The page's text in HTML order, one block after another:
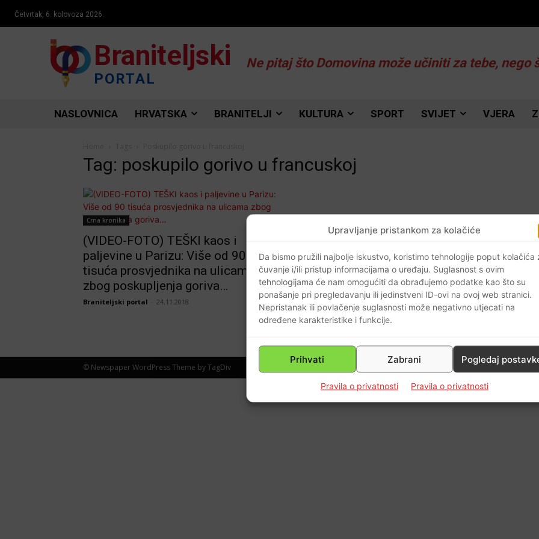
Upravljanje pristankom za kolačiće
Da bismo pružili najbolje iskustvo, koristimo tehnologije poput kolačića
čuvanje i/ili pristup informacijama o uređaju. Suglasnost s ovim
tehnologijama će nam omogućiti da obrađujemo podatke kao što su
ponašanje pri pregledavanju ili jedinstveni ID-ovi na ovoj web stranici.
Nepristanak ili povlačenje suglasnosti može negativno utjecati na
određene karakteristike i funkcije.
Prihvati Zabrani Pogledaj
Pravila o privatnosti Pravila o privatnosti
Četvrtak, 6. kolovoza 2026.
Braniteljski
PORTAL
Ne pitaj što Domovina može učiniti za tebe, nego
NASLOVNICA HRVATSKA BRANITELJI KULTURA SPORT SVIJET VJERA
Tag: poskupilo gorivo u francuskoj
Crna kronika
(VIDEO-FOTO) TEŠKI kaos i
paljevine u Parizu: Više od 90
tisuća prosvjednika na ulicama
zbog poskupljenja goriva…
Braniteljski portal 24.11.2018
© Newspaper WordPress Theme by TagDiv